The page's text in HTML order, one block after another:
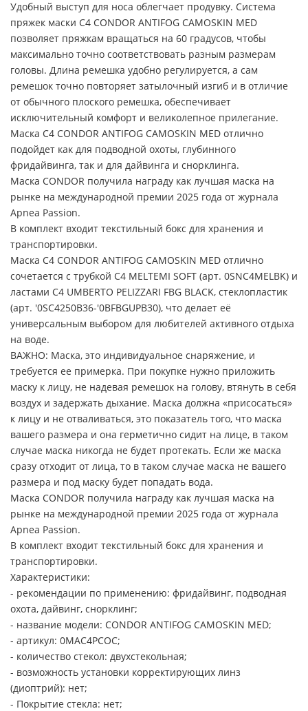
Удобный выступ для носа облегчает продувку. Система
пряжек маски C4 CONDOR ANTIFOG CAMOSKIN MED
позволяет пряжкам вращаться на 60 градусов, чтобы
максимально точно соответствовать разным размерам
головы. Длина ремешка удобно регулируется, а сам
ремешок точно повторяет затылочный изгиб и в отличие
от обычного плоского ремешка, обеспечивает
исключительный комфорт и великолепное прилегание.
Маска C4 CONDOR ANTIFOG CAMOSKIN MED отлично
подойдет как для подводной охоты, глубинного
фридайвинга, так и для дайвинга и снорклинга.
Маска CONDOR получила награду как лучшая маска на
рынке на международной премии 2025 года от журнала
Apnea Passion.
В комплект входит текстильный бокс для хранения и
транспортировки.
Маска C4 CONDOR ANTIFOG CAMOSKIN MED отлично
сочетается с трубкой C4 MELTEMI SOFT (арт. 0SNC4MELBK) и
ластами C4 UMBERTO PELIZZARI FBG BLACK, стеклопластик
(арт. '0SC4250B36-'0BFBGUPB30), что делает её
универсальным выбором для любителей активного отдыха
на воде.
ВАЖНО: Маска, это индивидуальное снаряжение, и
требуется ее примерка. При покупке нужно приложить
маску к лицу, не надевая ремешок на голову, втянуть в себя
воздух и задержать дыхание. Маска должна «присосаться»
к лицу и не отваливаться, это показатель того, что маска
вашего размера и она герметично сидит на лице, в таком
случае маска никогда не будет протекать. Если же маска
сразу отходит от лица, то в таком случае маска не вашего
размера и под маску будет попадать вода.
Маска CONDOR получила награду как лучшая маска на
рынке на международной премии 2025 года от журнала
Apnea Passion.
В комплект входит текстильный бокс для хранения и
транспортировки.
Характеристики:
- рекомендации по применению: фридайвинг, подводная
охота, дайвинг, снорклинг;
- название модели: CONDOR ANTIFOG CAMOSKIN MED;
- артикул: 0MAC4PCOC;
- количество стекол: двухстекольная;
- возможность установки корректирующих линз
(диоптрий): нет;
- Покрытие стекла: нет;